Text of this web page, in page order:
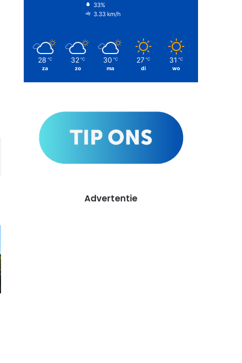
33%
3.33 km/h
28 ℃
za
32 ℃
zo
30 ℃
ma
27 ℃
di
31 ℃
wo
Advertentie